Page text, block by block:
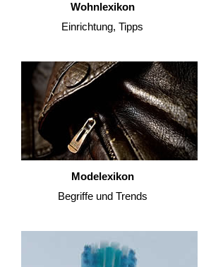
Wohnlexikon
Einrichtung, Tipps
Modelexikon
Begriffe und Trends